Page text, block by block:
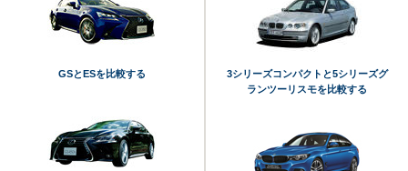
GSとESを比較する
3シリーズコンパクトと5シリーズグ
ランツーリスモを比較する